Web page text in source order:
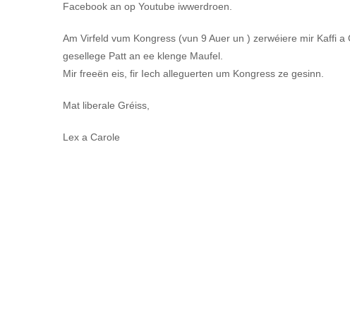
Facebook an op Youtube iwwerdroen.
Am Virfeld vum Kongress (vun 9 Auer un ) zerwéiere mir Kaffi
gesellege Patt an ee klenge Maufel.
Mir freeën eis, fir Iech alleguerten um Kongress ze gesinn.
Mat liberale Gréiss,
Lex a Carole